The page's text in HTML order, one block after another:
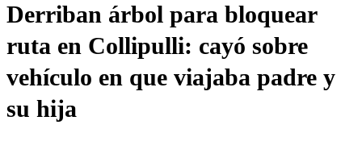
Frecuencias
Agricultura TV
Deportes
Colo Colo
Entretención
Derriban árbol para bloquear
ruta en Collipulli: cayó sobre
vehículo en que viajaba padre y
su hija